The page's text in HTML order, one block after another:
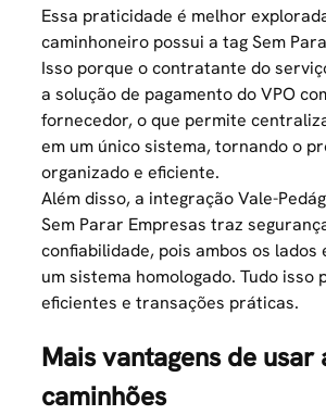
Essa praticidade é melhor
caminhoneiro possui a tag Sem
Isso porque o contratante do
a solução de pagamento do VPO
fornecedor, o que permite
em um único sistema, tornando o
organizado e eficiente.
Além disso, a integração Vale-
Sem Parar Empresas traz
confiabilidade, pois ambos os lados
um sistema homologado. Tudo isso
eficientes e transações práticas.
Mais vantagens de usar
caminhões